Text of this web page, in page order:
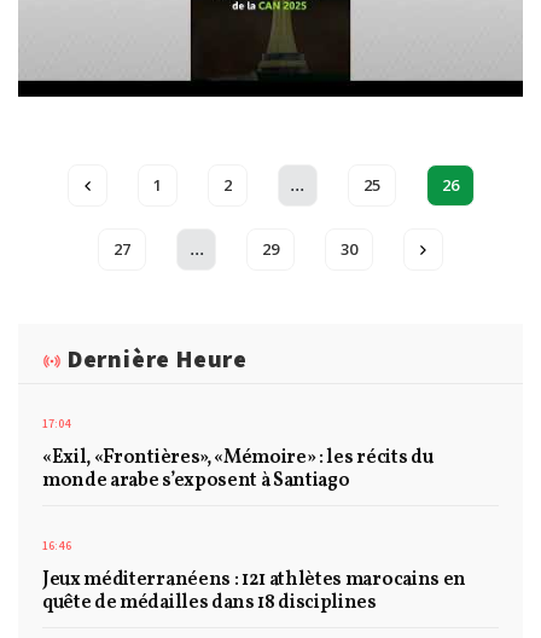
1 2 ... 25 26
27 ... 29 30
Dernière Heure
17:04
«Exil, «Frontières», «Mémoire» : les récits du
monde arabe s’exposent à Santiago
16:46
Jeux méditerranéens : 121 athlètes marocains en
quête de médailles dans 18 disciplines